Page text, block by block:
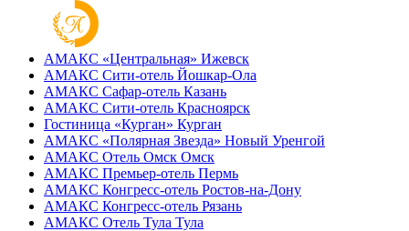
АМАКС «‎Центральная» Ижевск
АМАКС Сити-отель Йошкар-Ола
АМАКС Сафар-отель Казань
АМАКС Сити-отель Красноярск
Гостиница «‎Курган» Курган
АМАКС «Полярная Звезда» Новый Уренгой
АМАКС Отель ‎Омск Омск
АМАКС Премьер-отель Пермь
АМАКС Конгресс-отель Ростов-на-Дону
АМАКС Конгресс-отель Рязань
АМАКС Отель Тула Тула